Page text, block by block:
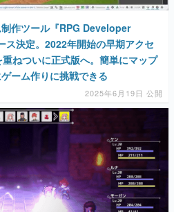
作ツール『RPG Developer
決定。2022年開始の早期アクセ
ねついに正式版へ。簡単にマップ
ーム作りに挑戦できる
2025年6月19日 公開